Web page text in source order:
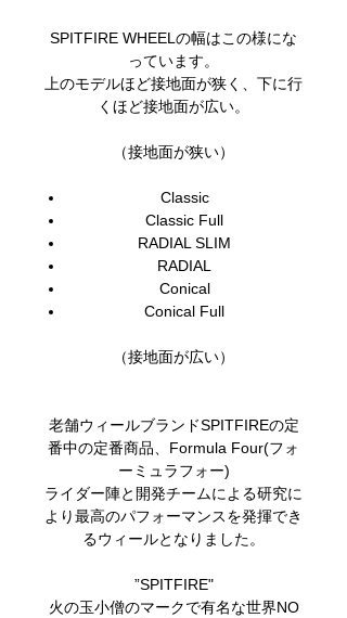
SPITFIRE WHEELの幅はこの様にな
っています。
上のモデルほど接地面が狭く、下に行
くほど接地面が広い。
（接地面が狭い）
Classic
Classic Full
RADIAL SLIM
RADIAL
Conical
Conical Full
（接地面が広い）
老舗ウィールブランドSPITFIREの定
番中の定番商品、Formula Four(フォ
ーミュラフォー)
ライダー陣と開発チームによる研究に
より最高のパフォーマンスを発揮でき
るウィールとなりました。
”SPITFIRE"
火の玉小僧のマークで有名な世界NO